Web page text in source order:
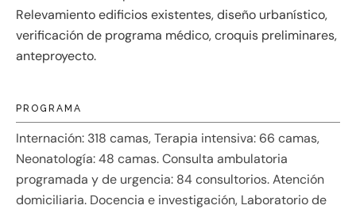
Relevamiento edificios existentes, diseño urbanístico,
verificación de programa médico, croquis preliminares,
anteproyecto.
PROGRAMA
Internación: 318 camas, Terapia intensiva: 66 camas,
Neonatología: 48 camas. Consulta ambulatoria
programada y de urgencia: 84 consultorios. Atención
domiciliaria. Docencia e investigación, Laboratorio de